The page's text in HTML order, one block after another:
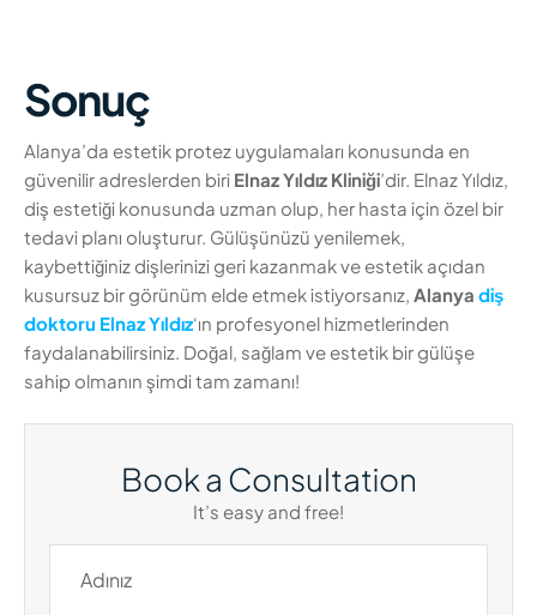
Sonuç
Alanya’da estetik protez uygulamaları konusunda en
güvenilir adreslerden biri Elnaz Yıldız Kliniği’dir. Elnaz Yıldız,
diş estetiği konusunda uzman olup, her hasta için özel bir
tedavi planı oluşturur. Gülüşünüzü yenilemek,
kaybettiğiniz dişlerinizi geri kazanmak ve estetik açıdan
kusursuz bir görünüm elde etmek istiyorsanız, Alanya diş
doktoru Elnaz Yıldız‘ın profesyonel hizmetlerinden
faydalanabilirsiniz. Doğal, sağlam ve estetik bir gülüşe
sahip olmanın şimdi tam zamanı!
Book a Consultation
It’s easy and free!